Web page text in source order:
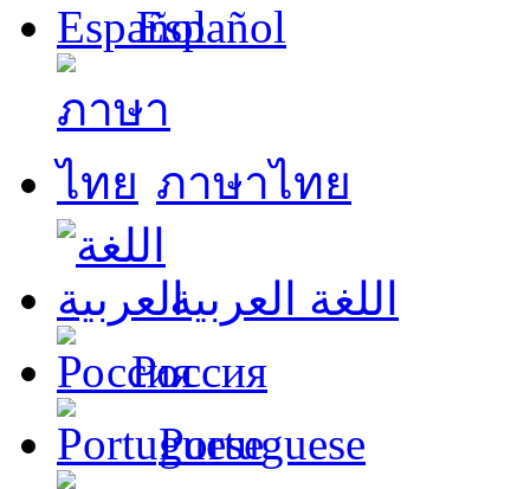
Español
ภาษาไทย
اللغة العربية
Россия
Portuguese